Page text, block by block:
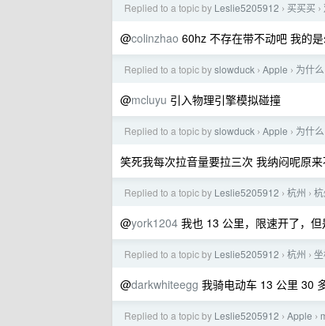
Replied to a topic by Leslie5205912 › 买买买 ›
@colinzhao 60hz 不存在带不动吧 我的
Replied to a topic byslowduck › Apple › 为什
@mcluyu 引入物理引擎模拟碰撞
Replied to a topic byslowduck › Apple › 为什
笑死我每次拉音量要拉三次 我纳闷呢原
Replied to a topic by Leslie5205912 › 杭州 ›
@york1204 我也 13 公里，限速开了，
Replied to a topic by Leslie5205912 › 杭州 ›
@darkwhiteegg 我骑电动车 13 公里 30
Replied to a topic by Leslie5205912 › Apple ›